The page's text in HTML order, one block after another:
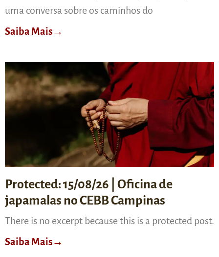
uma conversa sobre os caminhos do
Saiba Mais→
Protected: 15/08/26 | Oficina de
japamalas no CEBB Campinas
There is no excerpt because this is a protected post.
Saiba Mais→